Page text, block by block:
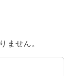
ません。